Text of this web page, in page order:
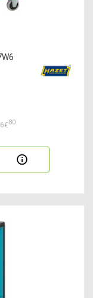
80